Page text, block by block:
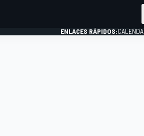
ENLACES RÁPIDOS: